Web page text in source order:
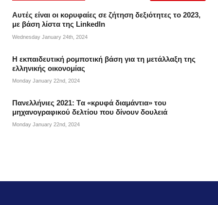
Αυτές είναι οι κορυφαίες σε ζήτηση δεξιότητες το 2023,
με βάση λίστα της Linkedln
Wednesday January 24th, 2024
Η εκπαιδευτική ρομποτική βάση για τη μετάλλαξη της
ελληνικής οικονομίας
Monday January 22nd, 2024
Πανελλήνιες 2021: Tα «κρυφά διαμάντια» του
μηχανογραφικού δελτίου που δίνουν δουλειά
Monday January 22nd, 2024